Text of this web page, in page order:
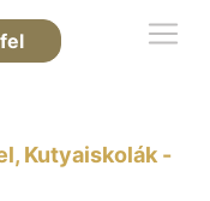
Kutyaiskolák -